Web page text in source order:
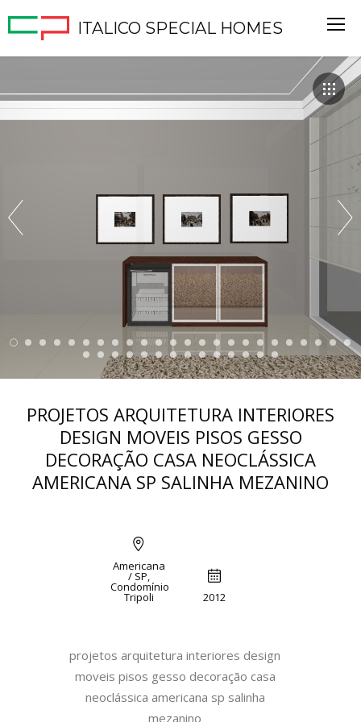
ITALICO SPECIAL HOMES
PROJETOS ARQUITETURA INTERIORES
DESIGN MOVEIS PISOS GESSO
DECORAÇÃO CASA NEOCLÁSSICA
AMERICANA SP SALINHA MEZANINO
Americana
/ SP,
Condomínio
Tripoli 2012
projetos arquitetura interiores design
moveis pisos gesso decoração casa
neoclássica americana sp salinha
mezanino